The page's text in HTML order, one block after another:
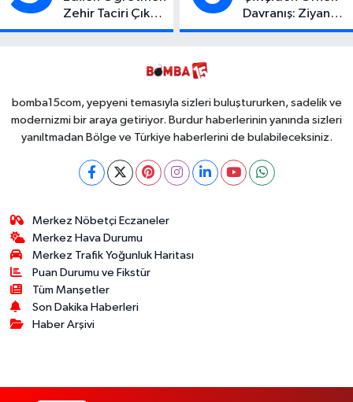
Zehir Taciri Çıktı:
Binlerce
Davranış: Ziyan
Olmasın Diye
Toplayabilecek
bomba15com, yepyeni temasıyla sizleri buluştururken, sadelik ve
modernizmi bir araya getiriyor. Burdur haberlerinin yanında sizleri
yanıltmadan Bölge ve Türkiye haberlerini de bulabileceksiniz.
Merkez Nöbetçi Eczaneler
Merkez Hava Durumu
Merkez Trafik Yoğunluk Haritası
Puan Durumu ve Fikstür
Tüm Manşetler
Son Dakika Haberleri
Haber Arşivi